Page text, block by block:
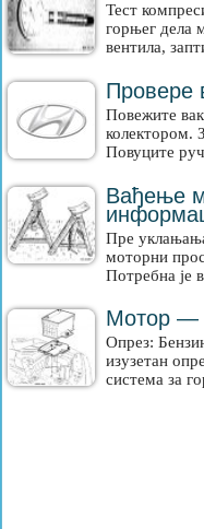
Тест
горњег дела
вентила,
Провере
Повежите
колектором.
Повуците
Вађење
Пре
моторни
Потребна је
Мотор —
Опрез:
изузетан
система за